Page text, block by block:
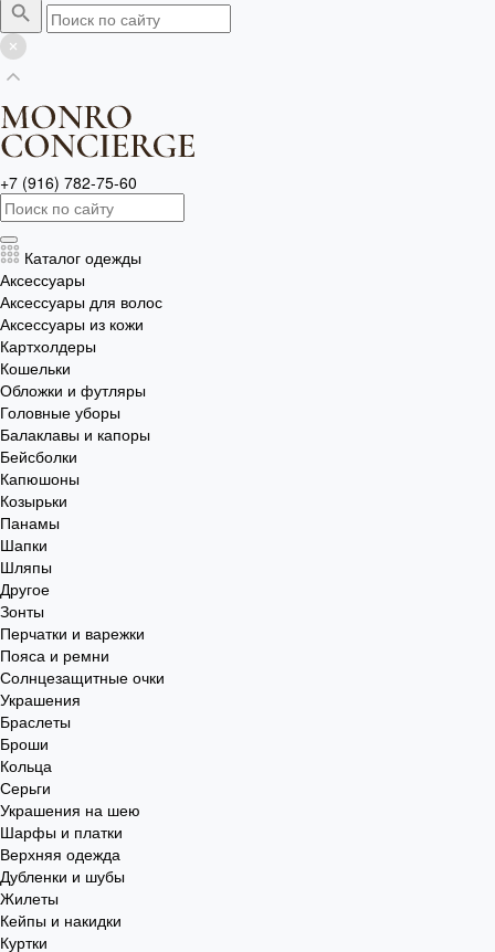
+7 (916) 782-75-60
Каталог одежды
Аксессуары
Аксессуары для волос
Аксессуары из кожи
Картхолдеры
Кошельки
Обложки и футляры
Головные уборы
Балаклавы и капоры
Бейсболки
Капюшоны
Козырьки
Панамы
Шапки
Шляпы
Другое
Зонты
Перчатки и варежки
Пояса и ремни
Солнцезащитные очки
Украшения
Браслеты
Броши
Кольца
Серьги
Украшения на шею
Шарфы и платки
Верхняя одежда
Дубленки и шубы
Жилеты
Кейпы и накидки
Куртки